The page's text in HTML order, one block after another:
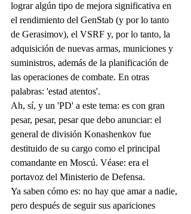
lograr algún tipo de mejora significativa en
el rendimiento del GenStab (y por lo tanto
de Gerasimov), el VSRF y, por lo tanto, la
adquisición de nuevas armas, municiones y
suministros, además de la planificación de
las operaciones de combate. En otras
palabras: 'estad atentos'.
Ah, sí, y un 'PD' a este tema: es con gran
pesar, pesar, pesar que debo anunciar: el
general de división Konashenkov fue
destituido de su cargo como el principal
comandante en Moscú. Véase: era el
portavoz del Ministerio de Defensa.
Ya saben cómo es: no hay que amar a nadie,
pero después de seguir sus apariciones